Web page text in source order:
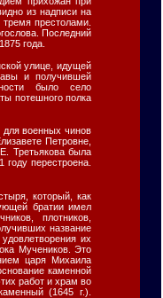
из надписи на
престолами.
Последний
года.
улице, идущей
и получившей
было село
потешного полка
для военных чинов
Петровне,
Третьякова была
перестроена.
который, как
братии имел
плотников,
название
их
Мучеников. Это
царя Михаила
каменной
работ и храм во
(1645 г.).